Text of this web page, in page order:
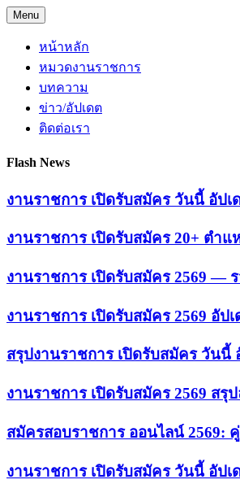
Skip
to
content
Menu
หน้าหลัก
หมวดงานราชการ
บทความ
ข่าว/อัปเดต
ติดต่อเรา
Flash News
งานราชการ เปิดรับสมัคร วันนี้ อัป
งานราชการ เปิดรับสมัคร 20+ ตำ
งานราชการ เปิดรับสมัคร 2569 —
งานราชการ เปิดรับสมัคร 2569 อัป
สรุปงานราชการ เปิดรับสมัคร วันนี้
งานราชการ เปิดรับสมัคร 2569 ส
สมัครสอบราชการ ออนไลน์ 2569:
งานราชการ เปิดรับสมัคร วันนี้ อัป